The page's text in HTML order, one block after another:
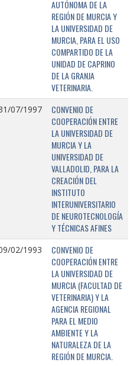
AUTÓNOMA DE LA
REGIÓN DE MURCIA Y
LA UNIVERSIDAD DE
MURCIA, PARA EL USO
COMPARTIDO DE LA
UNIDAD DE CAPRINO
DE LA GRANJA
VETERINARIA.
07/1997
CONVENIO DE
COOPERACIÓN ENTRE
LA UNIVERSIDAD DE
MURCIA Y LA
UNIVERSIDAD DE
VALLADOLID, PARA LA
CREACIÓN DEL
INSTITUTO
INTERUNIVERSITARIO
DE NEUROTECNOLOGÍA
Y TÉCNICAS AFINES
02/1993
CONVENIO DE
COOPERACIÓN ENTRE
LA UNIVERSIDAD DE
MURCIA (FACULTAD DE
VETERINARIA) Y LA
AGENCIA REGIONAL
PARA EL MEDIO
AMBIENTE Y LA
NATURALEZA DE LA
REGIÓN DE MURCIA.